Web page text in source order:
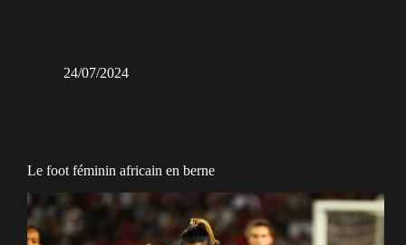
24/07/2024
Le foot féminin africain en berne